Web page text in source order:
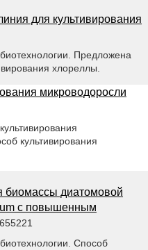
для культивирования
Предложена
хлореллы.
микроводоросли
культивирования
биомассы диатомовой
с повышенным
Способ